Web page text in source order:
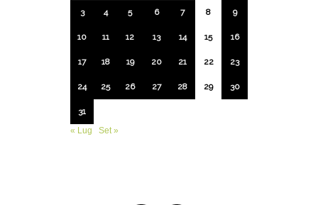
3 4 5 6 7 8 9
10 11 12 13 14 15 16
17 18 19 20 21 22 23
24 25 26 27 28 29 30
31
« Lug
Set »